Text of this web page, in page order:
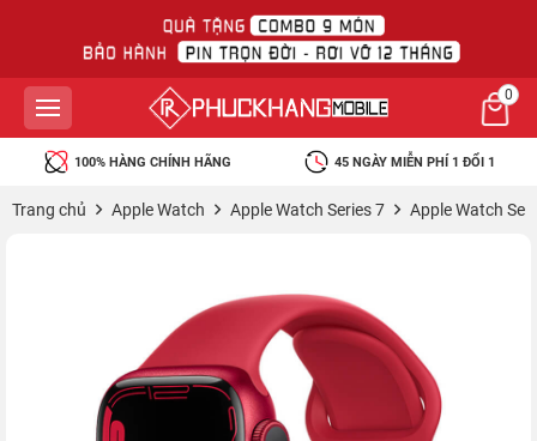
0
100% HÀNG CHÍNH HÃNG 45 NGÀY MIỄN PHÍ 1 ĐỔI 1
Trang chủ Apple Watch Apple Watch Series 7 Apple Watch